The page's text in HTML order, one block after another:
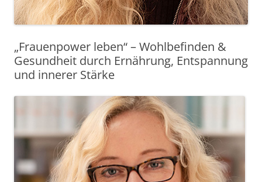
„Frauenpower leben“ – Wohlbefinden &
Gesundheit durch Ernährung, Entspannung
und innerer Stärke